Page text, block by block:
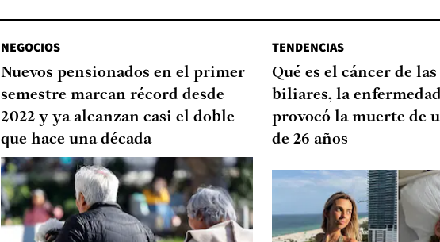
NEGOCIOS
Nuevos pensionados en el primer
semestre marcan récord desde
2022 y ya alcanzan casi el doble
que hace una década
TENDENCIAS
Qué es el cáncer de
biliares, la
provocó la muerte de
de 26 años